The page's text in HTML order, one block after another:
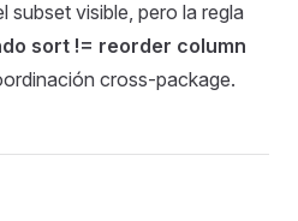
subset visible, pero la regla
sort != reorder column
cross-package.